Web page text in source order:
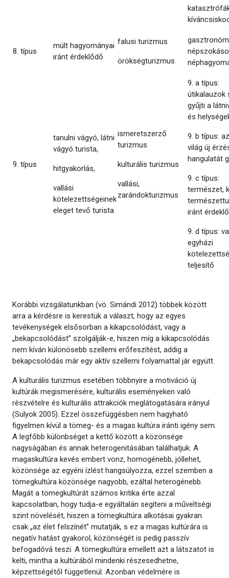
8. típus
múlt hagyományai
iránt érdeklődő
falusi turizmus
örökségturizmus
9. típus
tanulni vágyó, látni
vágyó turista,
hitgyakorlás,
vallási
kötelezettségeinek
eleget tevő turista
ismeretszerző
turizmus
kulturális turizmus
vallási,
zarándokturizmus
9. a típus:
útikalauzok
gyűjti a
és
9. b típus:
világ új
hangulatát
9. c típus:
természet,
iránt
9. d típus:
egyházi
teljesítő
Korábbi vizsgálatunkban (vö. Simándi 2012) többek között
arra a kérdésre is kerestük a választ, hogy az egyes
tevékenységek elsősorban a kikapcsolódást, vagy a
„bekapcsolódást” szolgálják-e, hiszen míg a kikapcsolódás
nem kíván különösebb szellemi erőfeszítést, addig a
bekapcsolódás már egy aktív szellemi folyamattal jár együtt.
A kulturális turizmus esetében többnyire a motiváció új
kultúrák megismerésére, kulturális eseményeken való
részvételre és kulturális attrakciók meglátogatására irányul
(Sulyok 2005). Ezzel összefüggésben nem hagyható
figyelmen kívül a tömeg- és a magas kultúra iránti igény sem.
A legfőbb különbséget a kettő között a közönsége
nagyságában és annak heterogenitásában találhatjuk. A
magaskultúra kevés embert vonz, homogénebb, jóllehet,
közönsége az egyéni ízlést hangsúlyozza, ezzel szemben a
tömegkultúra közönsége nagyobb, ezáltal heterogénebb.
Magát a tömegkultúrát számos kritika érte azzal
kapcsolatban, hogy tudja-e egyáltalán segíteni a műveltségi
szint növelését, hiszen a tömegkultúra alkotásai gyakran
csak „az élet felszínét” mutatják, s ez a magas kultúrára is
negatív hatást gyakorol, közönségét is pedig passzív
befogadóvá teszi. A tömegkultúra emellett azt a látszatot is
kelti, mintha a kultúrából mindenki részesedhetne,
képzettségétől függetlenül. Azonban védelmére is